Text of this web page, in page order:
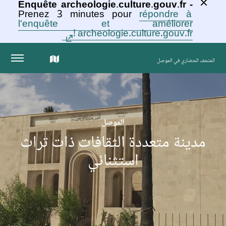
Enquête archeologie.culture.gouv.fr -
Prenez 3 minutes pour répondre à
l'enquête et améliorer
archeologie.culture.gouv.fr !
المتحف الحضاري في الموصل الخريطة
التفاعلية
للمجموعة الموصل
مدينة متعددة الثقافات ذات تراث
استثنائي